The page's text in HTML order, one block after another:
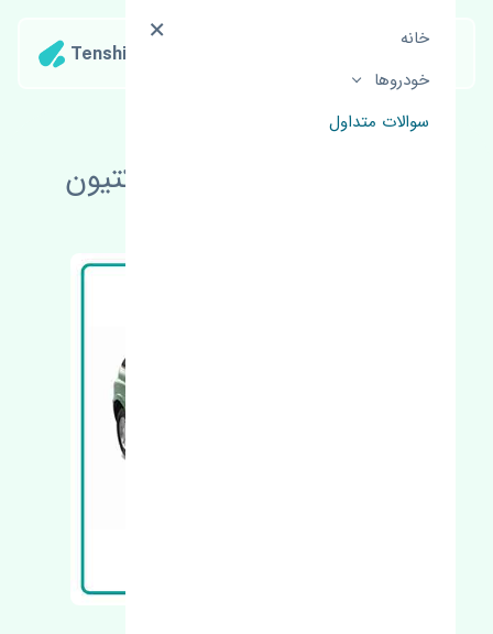
خانه
خودروها
سوالات متداول
Tenshipart
لوازم یدکی سانگ یانگ اکتیون